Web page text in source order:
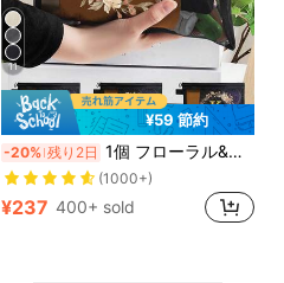
11
¥59 節約
-20% 残り2日 1個 フローラル&ゴールドホイル プリントメッシュコスメティックバッグ、トラベルトイレタリーに最適。メッシュ設計により、様々な旅行用ボトルや瓶を保管する際の湿気の蓄積を防ぎます。ファッショナブルで魅力的、ジッパー付き、折りたたみ式で軽量、色あせしません。バレンタインデーのギフト、オーガナイザーバッグ、ポーチ、メイクアップポーチ、トラベルエッセンシャルとして適しています。
(1000+)
¥237 400+ sold